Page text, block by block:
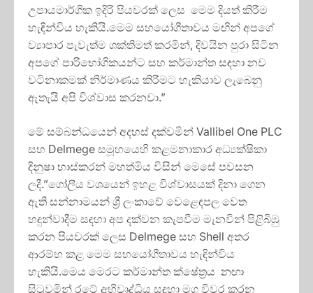
උපායමාර්ගික ඉදිරි පියවරක් ලෙස මෙම දියත් කිරීම
හැඳින්විය හැකියි.මෙම සහයෝගීතාවය මඟින් අපගේ
ව්‍යාපාර පැවැත්ම ශක්තිමත් කරමින්, දිවයින පුරා සිටින
අපගේ පාරිභෝගිකයන්ට සහ කර්මාන්ත සඳහා නව
වටිනාකමක් නිර්මාණය කිරීමට හැකියාව ලැබෙනු
ඇතැයි අපි විශ්වාස කරනවා.”
මේ සම්බන්ධයෙන් අදහස් දක්වමින් Vallibel One PLC
සහ Delmege සමූහයෙහි කළමනාකාර අධ්‍යක්ෂිකා
දිනුෂා භාස්කරන් මහත්මිය විසින් මෙසේ පවසන
ලදී.”ගෝලීය වශයෙන් ඉහළ විශ්වාසයක් දිනා ගෙන
ඇති සන්නාමයන් ශ්‍රී ලංකාවේ වෙළෙඳපල වෙත
හඳුන්වාදීම සඳහා අප දක්වන කැපවීම මැනවින් පිළිබිඹු
කරන පියවරක් ලෙස Delmege සහ Shell අතර
ආරම්භ කළ මෙම සහයෝගීතාවය හැඳින්විය
හැකියි.මෙය මෙරට කර්මාන්ත ක්ෂේත්‍රය නඟා
සිටුවමින් රටේ අභිවෘද්ධිය සඳහා මග විවර කරන